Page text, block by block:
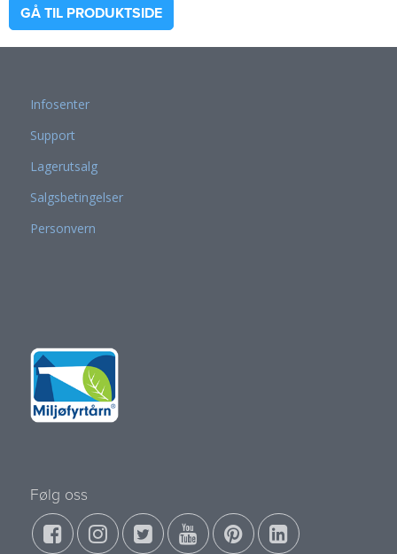
GÅ TIL PRODUKTSIDE
Infosenter
Support
Lagerutsalg
Salgsbetingelser
Personvern
Følg oss